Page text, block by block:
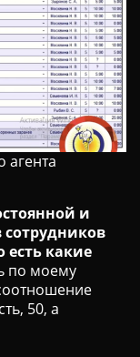
агента
и
есть какие
по моему
50, а